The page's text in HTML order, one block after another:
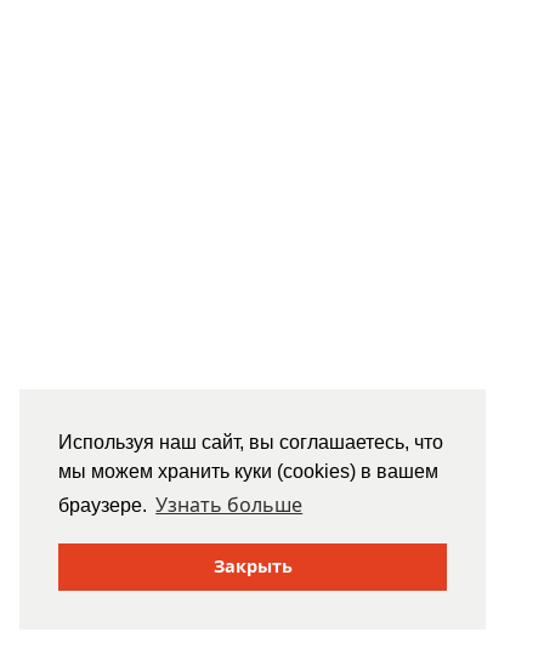
Используя наш сайт, вы соглашаетесь, что
мы можем хранить куки (cookies) в вашем
браузере. Узнать больше
Закрыть